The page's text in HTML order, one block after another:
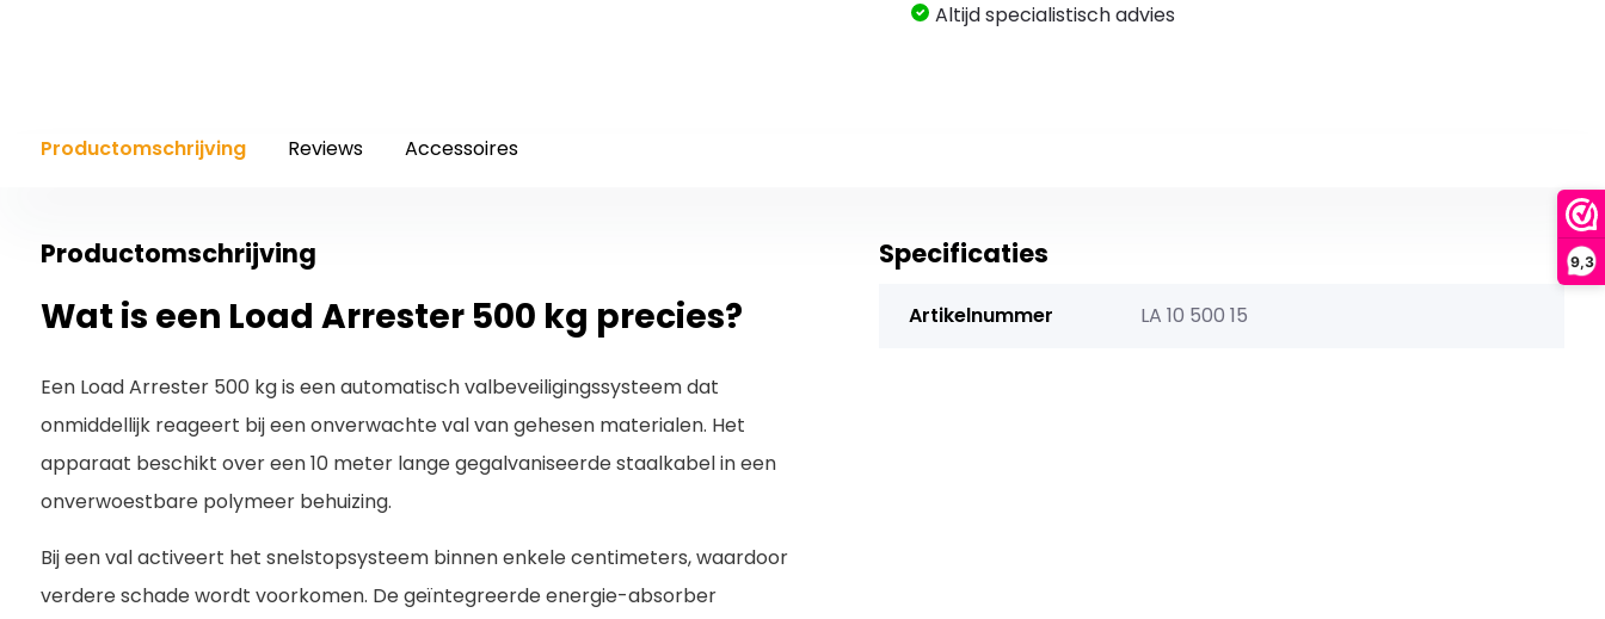
9,3
Altijd specialistisch advies
Productomschrijving Reviews Accessoires
Productomschrijving
Wat is een Load Arrester 500 kg precies?
Een Load Arrester 500 kg is een automatisch valbeveiligingssysteem dat
onmiddellijk reageert bij een onverwachte val van gehesen materialen. Het
apparaat beschikt over een 10 meter lange gegalvaniseerde staalkabel in een
onverwoestbare polymeer behuizing.
Bij een val activeert het snelstopsysteem binnen enkele centimeters, waardoor
verdere schade wordt voorkomen. De geïntegreerde energie-absorber
Specificaties
Artikelnummer LA 10 500 15